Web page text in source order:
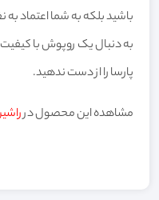
باشید بلکه به شما اعتماد
به دنبال یک روپوش با
پارسا را از دست ندهید.
مشاهده این محصول در